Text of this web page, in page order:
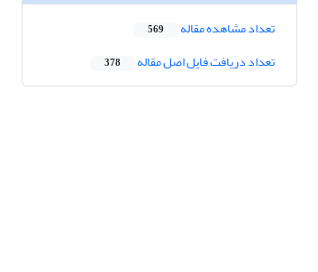
تعداد مشاهده مقاله 569
تعداد دریافت فایل اصل مقاله 378